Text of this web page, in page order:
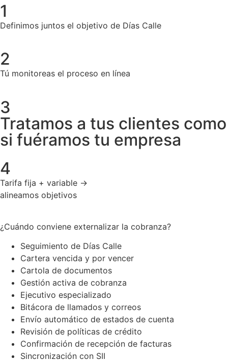
1
Definimos juntos el objetivo de Días Calle
2
Tú monitoreas el proceso en línea
3
Tratamos a tus clientes como
si fuéramos tu empresa
4
Tarifa fija + variable →
alineamos objetivos
¿Cuándo conviene externalizar la cobranza?
Seguimiento de Días Calle
Cartera vencida y por vencer
Cartola de documentos
Gestión activa de cobranza
Ejecutivo especializado
Bitácora de llamados y correos
Envío automático de estados de cuenta
Revisión de políticas de crédito
Confirmación de recepción de facturas
Sincronización con SII